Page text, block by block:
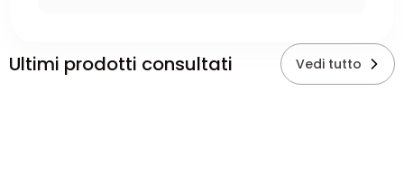
Ultimi prodotti consultati Vedi tutto